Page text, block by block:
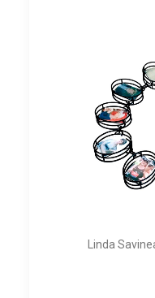
Linda